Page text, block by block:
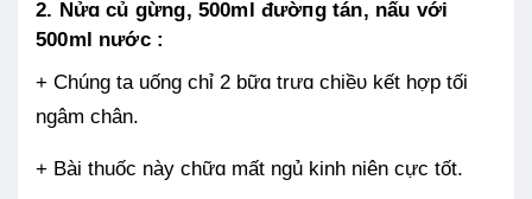
2. Nửɑ củ gừng, 500ml đườпg tán, nấu với
500ml nước :
+ Chúng ta uống chỉ 2 bữɑ trưɑ chiềᴜ kết hợp tối
ngâm chân.
+ Bài thuốc này chữɑ mất ngủ kinh niên cực tốt.